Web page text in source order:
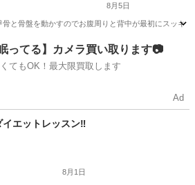
8月5日
骨と骨盤を動かすのでお腹周りと背中が最初にスッキ
美容健康 エアロビ
ってる】カメラ買い取ります📷
てもOK！最大限買取します
Ad
イエットレッスン‼️
8月1日